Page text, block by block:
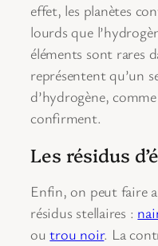
effet, les planètes
lourds que
éléments sont rares
représentent qu’un
d’hydrogène,
confirment.
Les résidus
Enfin, on peut faire
résidus stellaires :
outrou noir. La